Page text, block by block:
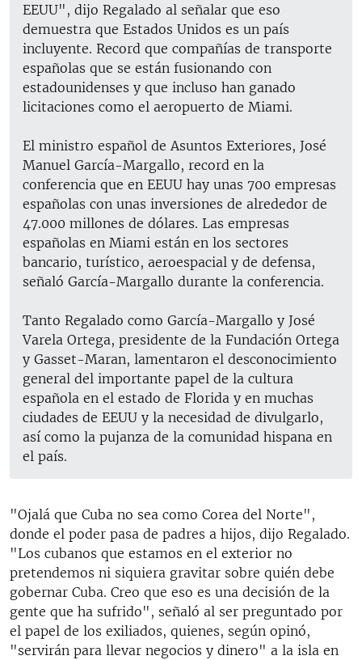
EEUU", dijo Regalado al señalar que eso
demuestra que Estados Unidos es un país
incluyente. Record que compañías de transporte
españolas que se están fusionando con
estadounidenses y que incluso han ganado
licitaciones como el aeropuerto de Miami.
El ministro español de Asuntos Exteriores, José
Manuel García-Margallo, record en la
conferencia que en EEUU hay unas 700 empresas
españolas con unas inversiones de alrededor de
47.000 millones de dólares. Las empresas
españolas en Miami están en los sectores
bancario, turístico, aeroespacial y de defensa,
señaló García-Margallo durante la conferencia.
Tanto Regalado como García-Margallo y José
Varela Ortega, presidente de la Fundación Ortega
y Gasset-Maran, lamentaron el desconocimiento
general del importante papel de la cultura
española en el estado de Florida y en muchas
ciudades de EEUU y la necesidad de divulgarlo,
así como la pujanza de la comunidad hispana en
el país.
"Ojalá que Cuba no sea como Corea del Norte",
donde el poder pasa de padres a hijos, dijo Regalado.
"Los cubanos que estamos en el exterior no
pretendemos ni siquiera gravitar sobre quién debe
gobernar Cuba. Creo que eso es una decisión de la
gente que ha sufrido", señaló al ser preguntado por
el papel de los exiliados, quienes, según opinó,
"servirán para llevar negocios y dinero" a la isla en